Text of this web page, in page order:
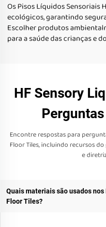
Os Pisos Líquidos Sensoriais
ecológicos, garantindo
Escolher produtos
para a saúde das crianças e
HF Sensory
Encontre respostas para
Floor Tiles, incluindo recursos
e
Quais materiais são usados nos
Floor Tiles?